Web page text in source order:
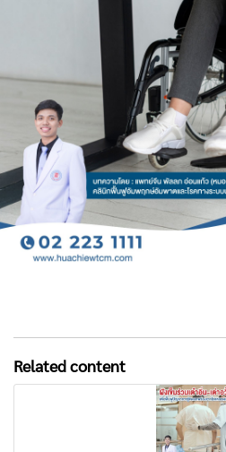
Related content